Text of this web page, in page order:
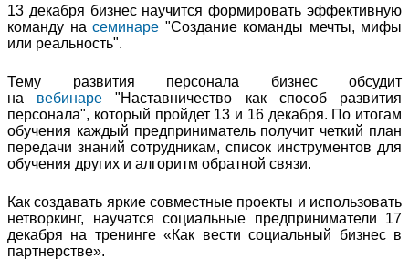
13 декабря бизнес научится формировать эффективную
команду на семинаре "Создание команды мечты, мифы
или реальность".
Тему развития персонала бизнес обсудит
на вебинаре "Наставничество как способ развития
персонала", который пройдет 13 и 16 декабря. По итогам
обучения каждый предприниматель получит четкий план
передачи знаний сотрудникам, список инструментов для
обучения других и алгоритм обратной связи.
Как создавать яркие совместные проекты и использовать
нетворкинг, научатся социальные предприниматели 17
декабря на тренинге «Как вести социальный бизнес в
партнерстве».